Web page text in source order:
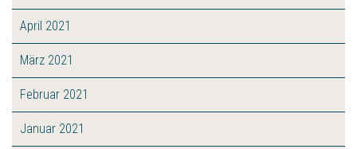
April 2021
März 2021
Februar 2021
Januar 2021